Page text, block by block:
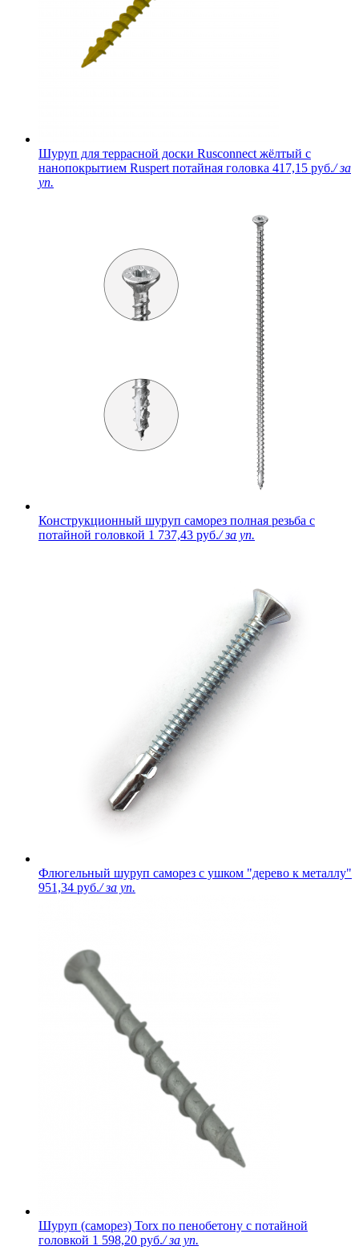
Шуруп для террасной доски Rusconnect жёлтый с
нанопокрытием Ruspert потайная головка 417,15 руб./ за
уп.
Конструкционный шуруп саморез полная резьба с
потайной головкой 1 737,43 руб./ за уп.
Флюгельный шуруп саморез с ушком "дерево к металлу"
951,34 руб./ за уп.
Шуруп (саморез) Torx по пенобетону с потайной
головкой 1 598,20 руб./ за уп.